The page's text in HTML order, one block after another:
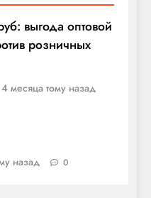
выгода оптовой
розничных
4 месяца тому назад
назад 0